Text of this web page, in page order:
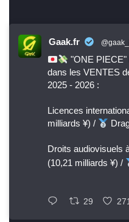
Gaak.fr
"ONE
dans les VENTES
2025 - 2026 :
Licences
milliards ¥) /
Droits audiovisuels
(10,21 milliards ¥) /
29 271